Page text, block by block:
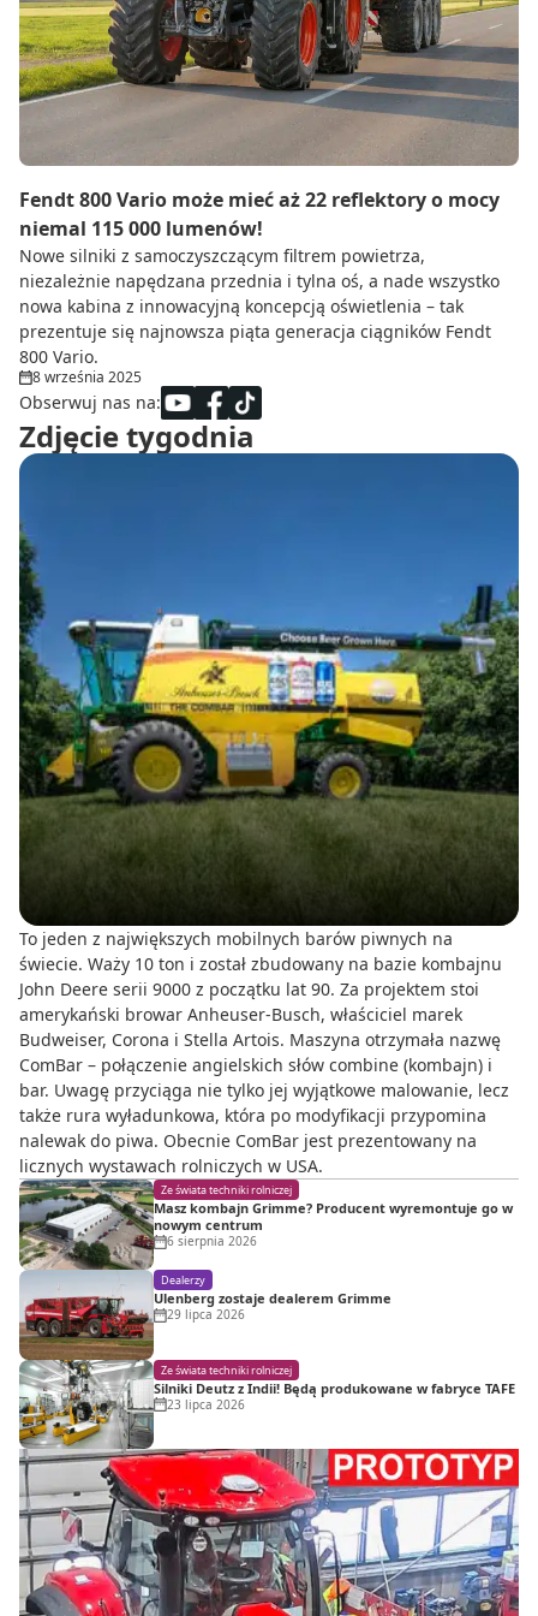
Do zbioru
Rolnictwo precyzyjne
Dealerzy
Ze świata techniki rolniczej
Fendt 800 Vario może mieć aż 22 reflektory o mocy
niemal 115 000 lumenów!
Nowe silniki z samoczyszczącym filtrem powietrza,
niezależnie napędzana przednia i tylna oś, a nade wszystko
nowa kabina z innowacyjną koncepcją oświetlenia – tak
prezentuje się najnowsza piąta generacja ciągników Fendt
800 Vario.
8 września 2025
Obserwuj nas na:
Zdjęcie tygodnia
To jeden z największych mobilnych barów piwnych na
świecie. Waży 10 ton i został zbudowany na bazie kombajnu
John Deere serii 9000 z początku lat 90. Za projektem stoi
amerykański browar Anheuser-Busch, właściciel marek
Budweiser, Corona i Stella Artois. Maszyna otrzymała nazwę
ComBar – połączenie angielskich słów combine (kombajn) i
bar. Uwagę przyciąga nie tylko jej wyjątkowe malowanie, lecz
także rura wyładunkowa, która po modyfikacji przypomina
nalewak do piwa. Obecnie ComBar jest prezentowany na
licznych wystawach rolniczych w USA.
Ze świata techniki rolniczej
Masz kombajn Grimme? Producent wyremontuje go w
nowym centrum
6 sierpnia 2026
Dealerzy
Ulenberg zostaje dealerem Grimme
29 lipca 2026
Ze świata techniki rolniczej
Silniki Deutz z Indii! Będą produkowane w fabryce TAFE
23 lipca 2026